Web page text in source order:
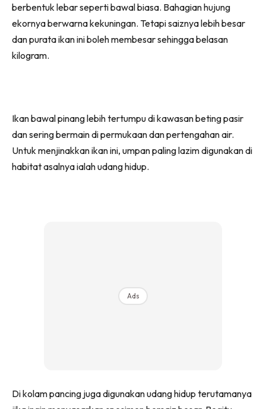
berbentuk lebar seperti bawal biasa. Bahagian hujung
ekornya berwarna kekuningan. Tetapi saiznya lebih besar
dan purata ikan ini boleh membesar sehingga belasan
kilogram.
Ikan bawal pinang lebih tertumpu di kawasan beting pasir
dan sering bermain di permukaan dan pertengahan air.
Untuk menjinakkan ikan ini, umpan paling lazim digunakan di
habitat asalnya ialah udang hidup.
Ads
Di kolam pancing juga digunakan udang hidup terutamanya